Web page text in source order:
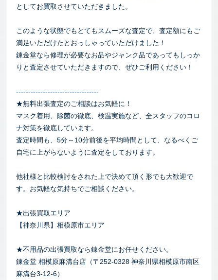
としてお買取させていただきました。
このような状態でもとてもスムーズな査定で、査定額にもご
満足いただけたとおっしゃっていただけました！
錬金堂なら修理が必要なお品やジャンク品であってもしっか
りと査定させていただきますので、ぜひご利用ください！
----------------------------------
★無料出張査定のご相談はお気軽に！
マスク着用、除菌の徹底、検温実施など、全スタッフのコロ
ナ対策を徹底しています。
査定時間も、5分～10分前後を平均時間として、なるべくご
自宅に上がらないように査定をしております。
他社様と比較検討をされた上で決めて頂く形でも大歓迎で
す。お気軽な気持ちでご相談ください。
★出張買取エリア
【神奈川県】相模原市エリア
★不用品の出張買取なら錬金堂にお任せください。
錬金堂 相模原麻溝台店（〒252-0328 神奈川県相模原市南区
麻溝台3-12-6）